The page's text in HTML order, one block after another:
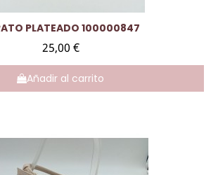
Vista rápida
PLATEADO 100000847
25,00 €
Añadir al carrito